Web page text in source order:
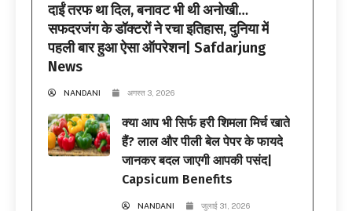
दाईं तरफ था दिल, बनावट भी थी अनोखी…
सफदरजंग के डॉक्टरों ने रचा इतिहास, दुनिया में
पहली बार हुआ ऐसा ऑपरेशन| Safdarjung
News
NANDANI अगस्त 3, 2026
क्या आप भी सिर्फ हरी शिमला मिर्च खाते
हैं? लाल और पीली बेल पेपर के फायदे
जानकर बदल जाएगी आपकी पसंद|
Capsicum Benefits
NANDANI जुलाई 31, 2026